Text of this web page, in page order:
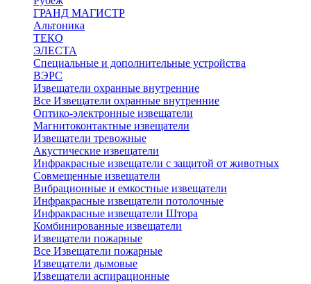
ГРАНД МАГИСТР
Альтоника
ТЕКО
ЭЛЕСТА
Специальные и дополнительные устройства
ВЭРС
Извещатели охранные внутренние
Все Извещатели охранные внутренние
Оптико-электронные извещатели
Магнитоконтактные извещатели
Извещатели тревожные
Акустические извещатели
Инфракрасные извещатели с защитой от животных
Совмещенные извещатели
Вибрационные и емкостные извещатели
Инфракрасные извещатели потолочные
Инфракрасные извещатели Штора
Комбинированные извещатели
Извещатели пожарные
Все Извещатели пожарные
Извещатели дымовые
Извещатели аспирационные